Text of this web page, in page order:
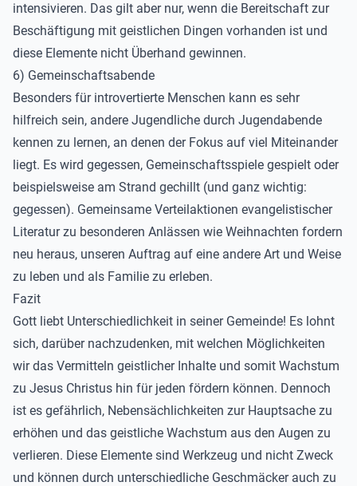
intensivieren. Das gilt aber nur, wenn die Bereitschaft zur
Beschäftigung mit geistlichen Dingen vorhanden ist und
diese Elemente nicht Überhand gewinnen.
6) Gemeinschaftsabende
Besonders für introvertierte Menschen kann es sehr
hilfreich sein, andere Jugendliche durch Jugendabende
kennen zu lernen, an denen der Fokus auf viel Miteinander
liegt. Es wird gegessen, Gemeinschaftsspiele gespielt oder
beispielsweise am Strand gechillt (und ganz wichtig:
gegessen). Gemeinsame Verteilaktionen evangelistischer
Literatur zu besonderen Anlässen wie Weihnachten fordern
neu heraus, unseren Auftrag auf eine andere Art und Weise
zu leben und als Familie zu erleben.
Fazit
Gott liebt Unterschiedlichkeit in seiner Gemeinde! Es lohnt
sich, darüber nachzudenken, mit welchen Möglichkeiten
wir das Vermitteln geistlicher Inhalte und somit Wachstum
zu Jesus Christus hin für jeden fördern können. Dennoch
ist es gefährlich, Nebensächlichkeiten zur Hauptsache zu
erhöhen und das geistliche Wachstum aus den Augen zu
verlieren. Diese Elemente sind Werkzeug und nicht Zweck
und können durch unterschiedliche Geschmäcker auch zu